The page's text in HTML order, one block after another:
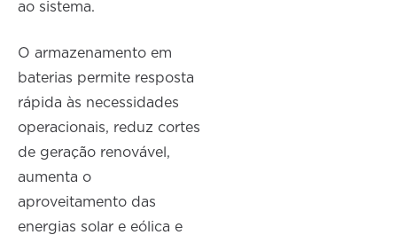
ao sistema.
O armazenamento em
baterias permite resposta
rápida às necessidades
operacionais, reduz cortes
de geração renovável,
aumenta o
aproveitamento das
energias solar e eólica e